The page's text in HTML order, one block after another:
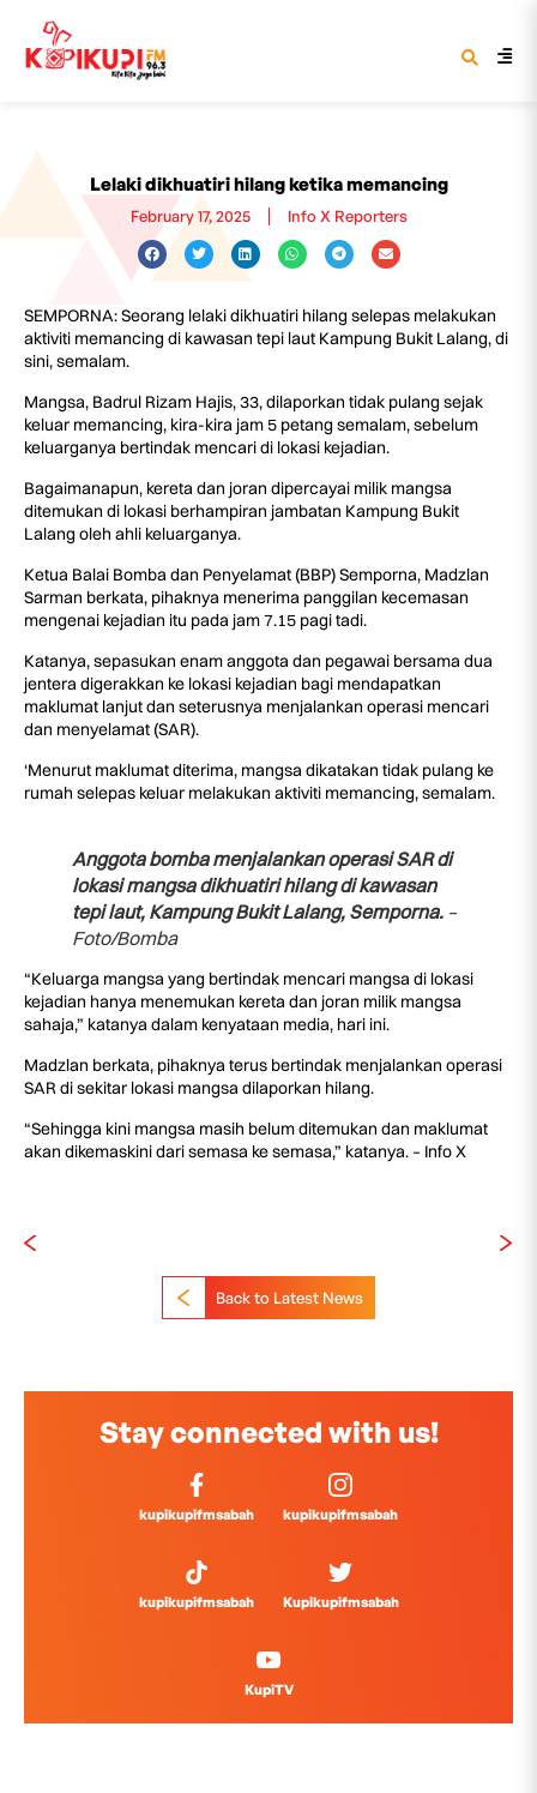
Lelaki dikhuatiri hilang ketika memancing
February 17, 2025 Info X Reporters
SEMPORNA: Seorang lelaki dikhuatiri hilang selepas melakukan
aktiviti memancing di kawasan tepi laut Kampung Bukit Lalang, di
sini, semalam.
Mangsa, Badrul Rizam Hajis, 33, dilaporkan tidak pulang sejak
keluar memancing, kira-kira jam 5 petang semalam, sebelum
keluarganya bertindak mencari di lokasi kejadian.
Bagaimanapun, kereta dan joran dipercayai milik mangsa
ditemukan di lokasi berhampiran jambatan Kampung Bukit
Lalang oleh ahli keluarganya.
Ketua Balai Bomba dan Penyelamat (BBP) Semporna, Madzlan
Sarman berkata, pihaknya menerima panggilan kecemasan
mengenai kejadian itu pada jam 7.15 pagi tadi.
Katanya, sepasukan enam anggota dan pegawai bersama dua
jentera digerakkan ke lokasi kejadian bagi mendapatkan
maklumat lanjut dan seterusnya menjalankan operasi mencari
dan menyelamat (SAR).
‘Menurut maklumat diterima, mangsa dikatakan tidak pulang ke
rumah selepas keluar melakukan aktiviti memancing, semalam.
Anggota bomba menjalankan operasi SAR di
lokasi mangsa dikhuatiri hilang di kawasan
tepi laut, Kampung Bukit Lalang, Semporna. –
Foto/Bomba
“Keluarga mangsa yang bertindak mencari mangsa di lokasi
kejadian hanya menemukan kereta dan joran milik mangsa
sahaja,” katanya dalam kenyataan media, hari ini.
Madzlan berkata, pihaknya terus bertindak menjalankan operasi
SAR di sekitar lokasi mangsa dilaporkan hilang.
“Sehingga kini mangsa masih belum ditemukan dan maklumat
akan dikemaskini dari semasa ke semasa,” katanya. – Info X
Back to Latest News
Stay connected with us!
kupikupifmsabah kupikupifmsabah
kupikupifmsabah Kupikupifmsabah
KupiTV